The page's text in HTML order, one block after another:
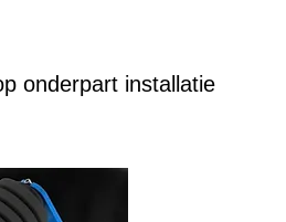
onderpart installatie